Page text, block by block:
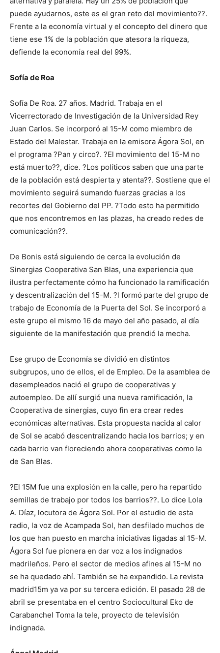
puede ayudarnos, este es el gran reto del movimiento??.
Frente a la economía virtual y el concepto del dinero que
tiene ese 1% de la población que atesora la riqueza,
defiende la economía real del 99%.
Sofía de Roa
Sofía De Roa. 27 años. Madrid. Trabaja en el
Vicerrectorado de Investigación de la Universidad Rey
Juan Carlos. Se incorporó al 15-M como miembro de
Estado del Malestar. Trabaja en la emisora Ágora Sol, en
el programa ?Pan y circo?. ?El movimiento del 15-M no
está muerto??, dice. ?Los políticos saben que una parte
de la población está despierta y atenta??. Sostiene que el
movimiento seguirá sumando fuerzas gracias a los
recortes del Gobierno del PP. ?Todo esto ha permitido
que nos encontremos en las plazas, ha creado redes de
comunicación??.
De Bonis está siguiendo de cerca la evolución de
Sinergias Cooperativa San Blas, una experiencia que
ilustra perfectamente cómo ha funcionado la ramificación
y descentralización del 15-M. ?l formó parte del grupo de
trabajo de Economía de la Puerta del Sol. Se incorporó a
este grupo el mismo 16 de mayo del año pasado, al día
siguiente de la manifestación que prendió la mecha.
Ese grupo de Economía se dividió en distintos
subgrupos, uno de ellos, el de Empleo. De la asamblea de
desempleados nació el grupo de cooperativas y
autoempleo. De allí surgió una nueva ramificación, la
Cooperativa de sinergias, cuyo fin era crear redes
económicas alternativas. Esta propuesta nacida al calor
de Sol se acabó descentralizando hacia los barrios; y en
cada barrio van floreciendo ahora cooperativas como la
de San Blas.
?El 15M fue una explosión en la calle, pero ha repartido
semillas de trabajo por todos los barrios??. Lo dice Lola
A. Díaz, locutora de Ágora Sol. Por el estudio de esta
radio, la voz de Acampada Sol, han desfilado muchos de
los que han puesto en marcha iniciativas ligadas al 15-M.
Ágora Sol fue pionera en dar voz a los indignados
madrileños. Pero el sector de medios afines al 15-M no
se ha quedado ahí. También se ha expandido. La revista
madrid15m ya va por su tercera edición. El pasado 28 de
abril se presentaba en el centro Sociocultural Eko de
Carabanchel Toma la tele, proyecto de televisión
indignada.